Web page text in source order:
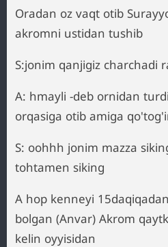
Oradan oz vaqt otib
akromni ustidan tushib
S:jonim qanjigiz charchadi
A: hmayli -deb ornidan
orqasiga otib amiga
S: oohhh jonim mazza
tohtamen siking
A hop kenneyi
bolgan (Anvar) Akrom
kelin oyyisidan